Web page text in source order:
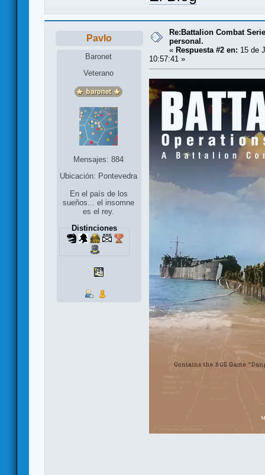
Pavlo
Baronet
Veterano
Mensajes: 884
Ubicación: Pontevedra
En el país de los
sueños... el insomne
es el rey.
Distinciones
Re:Battalion Combat
personal.
« Respuesta #2 en: 15 de
10:57:41 »